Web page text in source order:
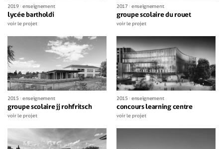
2019 enseignement
lycée bartholdi
voir le projet
2017 enseignement
groupe scolaire du rouet
voir le projet
2015 enseignement
groupe scolaire jj rohfritsch
voir le projet
2015 enseignement
concours learning centre
voir le projet